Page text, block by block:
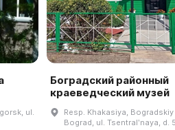
ul.
Боградский районный
краеведческий музей
Resp. Khakasiya,
Bograd, ul. Tsentralʹnaya, d.